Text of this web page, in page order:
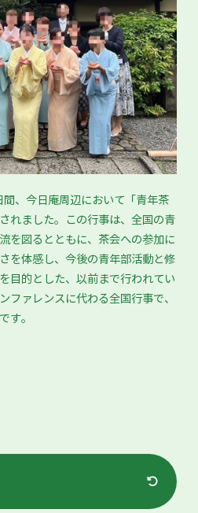
、今日庵周辺において「青年茶
れました。この行事は、全国の青
を図るとともに、茶会への参加に
を体感し、今後の青年部活動と修
目的とした、以前まで行われてい
ファレンスに代わる全国行事で、
す。